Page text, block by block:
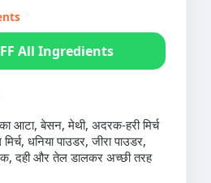
All Ingredients
आटा, बेसन, मेथी, अदरक-हरी मिर्च
धनिया पाउडर, जीरा पाउडर,
दही और तेल डालकर अच्छी तरह